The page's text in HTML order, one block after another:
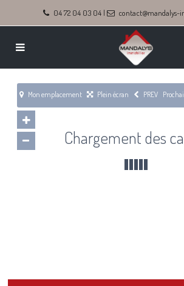
04 72 04 03 04 |
Chargement des
Mon emplacement Plein écran PREV